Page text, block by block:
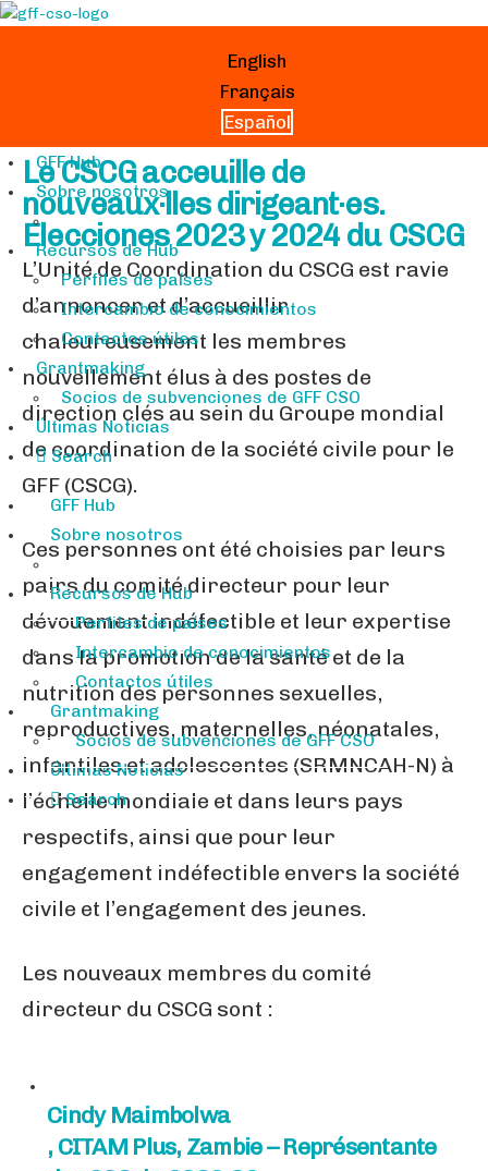
English
Français
Español
GFF Hub
Sobre nosotros
Recursos de Hub
Perfiles de países
Intercambio de conocimientos
Contactos útiles
Grantmaking
Socios de subvenciones de GFF CSO
Últimas Noticias
Search
GFF Hub
Sobre nosotros
Recursos de Hub
Perfiles de países
Intercambio de conocimientos
Contactos útiles
Grantmaking
Socios de subvenciones de GFF CSO
Últimas Noticias
Search
Le CSCG acceuille de
nouveaux·lles dirigeant·es.
Elecciones 2023 y 2024 du CSCG
L’Unité de Coordination du CSCG est ravie
d’annoncer et d’accueillir
chaleureusement les membres
nouvellement élus à des postes de
direction clés au sein du Groupe mondial
de coordination de la société civile pour le
GFF (CSCG).
Ces personnes ont été choisies par leurs
pairs du comité directeur pour leur
dévouement indéfectible et leur expertise
dans la promotion de la santé et de la
nutrition des personnes sexuelles,
reproductives, maternelles, néonatales,
infantiles et adolescentes (SRMNCAH-N) à
l’échelle mondiale et dans leurs pays
respectifs, ainsi que pour leur
engagement indéfectible envers la société
civile et l’engagement des jeunes.
Les nouveaux membres du comité
directeur du CSCG sont :
Cindy Maimbolwa
, CITAM Plus, Zambie – Représentante